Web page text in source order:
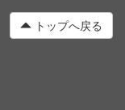
トップへ戻る